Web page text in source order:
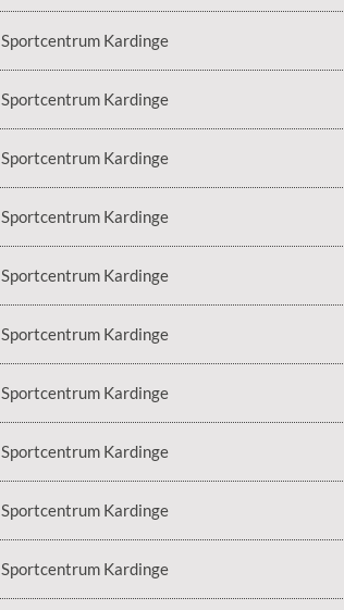
Sportcentrum Kardinge
Sportcentrum Kardinge
Sportcentrum Kardinge
Sportcentrum Kardinge
Sportcentrum Kardinge
Sportcentrum Kardinge
Sportcentrum Kardinge
Sportcentrum Kardinge
Sportcentrum Kardinge
Sportcentrum Kardinge